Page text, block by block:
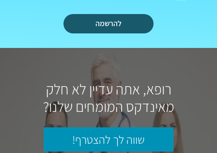
להרשמה
רופא, אתה עדיין לא חלק
מאינדקס המומחים שלנו?
שווה לך להצטרף!